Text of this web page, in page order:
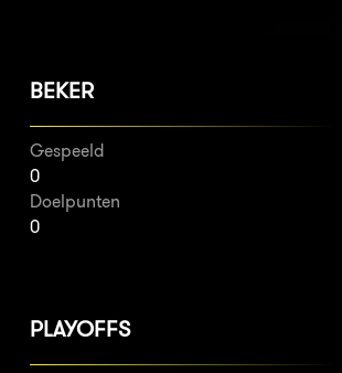
BEKER
Gespeeld
0
Doelpunten
0
PLAYOFFS